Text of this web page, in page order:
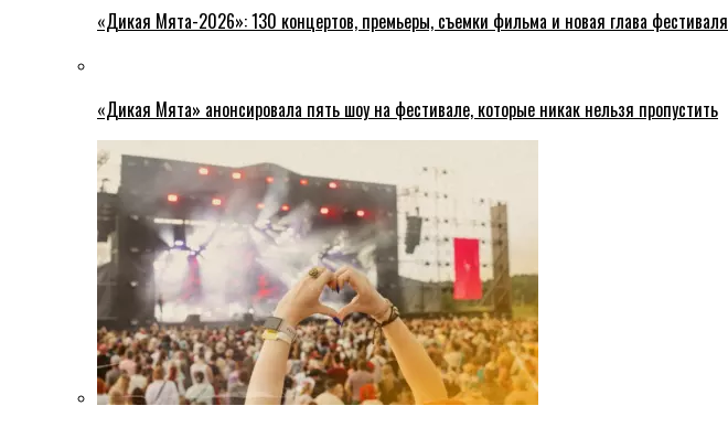
«Дикая Мята-2026»: 130 концертов, премьеры, съемки фильма и новая глава фестиваля
«Дикая Мята» анонсировала пять шоу на фестивале, которые никак нельзя пропустить